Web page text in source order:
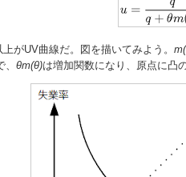
上がUV曲線だ。図を描いてみよう。
θm(θ)は増加関数になり、原点に凸